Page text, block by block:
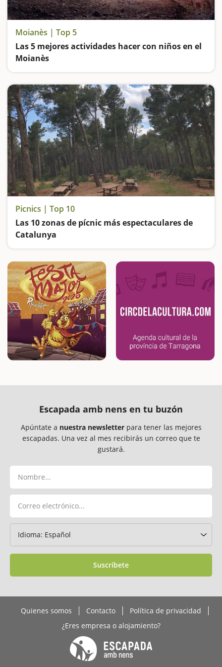
Moianès | Top 5
Las 5 mejores actividades hacer con niños en el
Moianès
Picnics | Top 10
Las 10 zonas de pícnic más espectaculares de
Catalunya
Escapada amb nens en tu buzón
Apúntate a nuestra newsletterpara tener las mejores
escapadas. Una vez al mes recibirás un correo que te
gustará.
Suscríbete
Quienes somos Contacto
Política de privacidad
¿Eres empresa o alojamiento?